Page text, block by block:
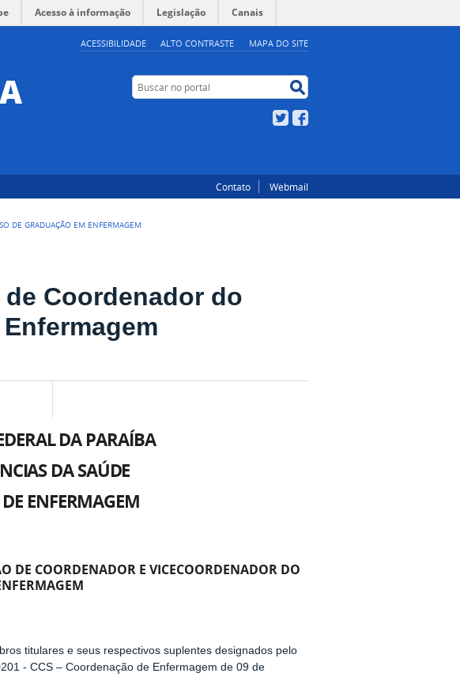
ACESSIBILIDADE ALTO CONTRASTE MAPA DO SITE
Acesso à informação Legislação Canais
Buscar no portal
Twitter
Contato Webmail
DE GRADUAÇÃO EM ENFERMAGEM
Coordenador do
DA PARAÍBA
DA SAÚDE
ENFERMAGEM
DE COORDENADOR E VICECOORDENADOR DO
titulares e seus respectivos suplentes designados pelo
- CCS – Coordenação de Enfermagem de 09 de